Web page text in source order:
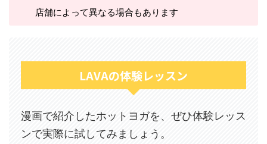
店舗によって異なる場合もあります
LAVAの体験レッスン
漫画で紹介したホットヨガを、ぜひ体験レッス
ンで実際に試してみましょう。